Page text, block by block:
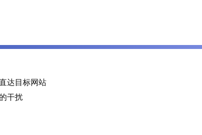
达目标网站
干扰